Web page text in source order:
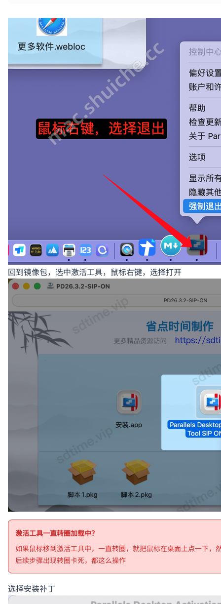
回到镜像包，选中激活工具，鼠标右键，选择打开
激活工具一直转圈加载中？
如果鼠标移到激活工具中，一直转圈，就把鼠标在桌面上点一下，
后续步骤出现转圈卡死，都这么操作
选择安装补丁